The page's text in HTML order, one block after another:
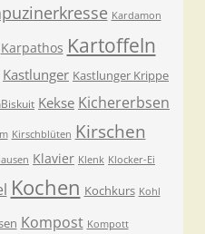
Kardamon
Karpathos Kartoffeln
Kastlunger Kastlunger Krippe
Kekse Kichererbsen
Kirschblüten Kirschen
Klavier Klenk Klocker-Ei
Kochen Kochkurs Kohl
Kompost Kompott